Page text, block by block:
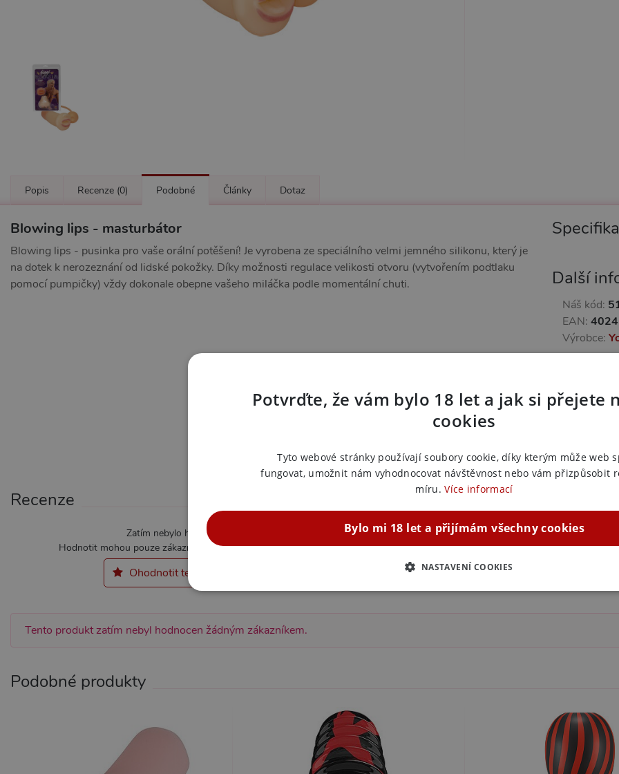
Popis Recenze (0) Podobné Články Dotaz
Blowing lips - masturbátor
Blowing lips - pusinka pro vaše orální potěšení! Je vyrobena ze speciálního velmi jemného silikonu, který je
na dotek k nerozeznání od lidské pokožky. Díky možnosti regulace velikosti otvoru (vytvořením podtlaku
pomocí pumpičky) vždy dokonale obepne vašeho miláčka podle momentální chuti.
Další
Náš kód:
EAN:
Výrobce:
Recenze
Zatím nebylo hodnoceno
Hodnotit mohou pouze zákazníci kteří produkt zakoupili.
Ohodnotit tento produkt
Tento produkt zatím nebyl hodnocen žádným zákazníkem.
Podobné produkty
Potvrďte, že vám bylo 18 let a jak si přejete
cookies
Tyto webové stránky používají soubory cookie, díky kterým může web
fungovat, umožnit nám vyhodnocovat návštěvnost nebo vám přizpůsobit
míru. Více informací
Bylo mi 18 let a přijímám všechny cookies
NASTAVENÍ COOKIES
NEZBYTNĚ NUTNÉ ANALYTICKÉ MARKETINGOVÉ
Provider / Doména
CookieScript
.xsexshop.cz
Tento soubor cookie používá služba Cookie-Script.com
předvoleb souhlasu se soubory cookie návštěvníků. Je
Cookie-Script.com fungoval správně.